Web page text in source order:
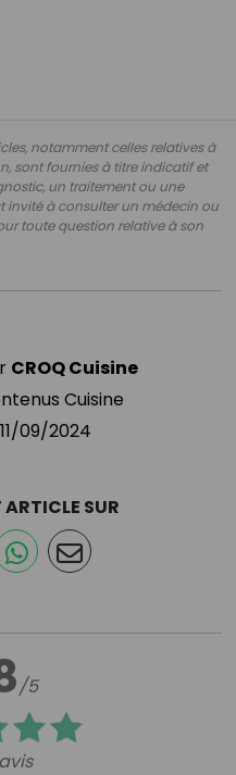
notamment celles relatives à
sont fournies à titre indicatif et
un traitement ou une
invité à consulter un médecin ou
toute question relative à son
CROQ Cuisine
Cuisine
11/09/2024
/5
SUR